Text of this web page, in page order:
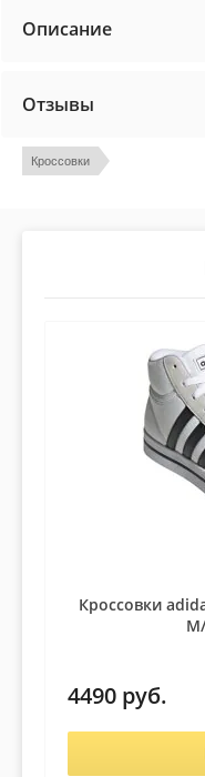
Описание
Отзывы
Кроссовки
Кроссовки
4490 руб.